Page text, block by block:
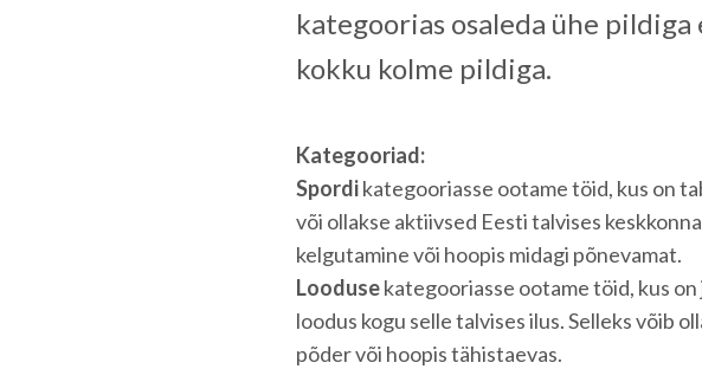
kategoorias osaleda ühe
kokku kolme pildiga.
Kategooriad:
Spordikategooriasse ootame töid, kus on
või ollakse aktiivsed Eesti talvises
kelgutamine või hoopis midagi põnevamat.
Loodusekategooriasse ootame töid, kus
loodus kogu selle talvises ilus. Selleks võib
põder või hoopis tähistaevas.